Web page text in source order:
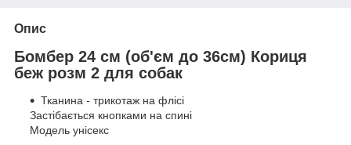
Опис
Бомбер 24 см (об'єм до 36см) Кориця
беж розм 2 для собак
Тканина - трикотаж на флісі
Застібається кнопками на спині
Модель унісекс